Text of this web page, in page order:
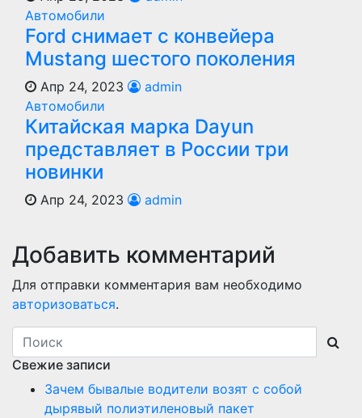
Автомобили
Ford снимает с конвейера
Mustang шестого поколения
Апр 24, 2023
admin
Автомобили
Китайская марка Dayun
представляет в России три
новинки
Апр 24, 2023 admin
Добавить комментарий
Для отправки комментария вам необходимо
авторизоваться.
Свежие записи
Зачем бывалые водители возят с собой
дырявый полиэтиленовый пакет